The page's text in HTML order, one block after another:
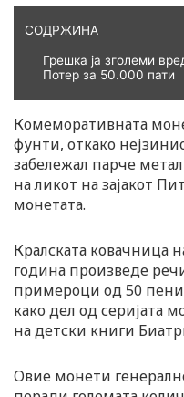
СОДРЖИНА
Грешка ја зголеми
Потер за 50.000 пати
Комеморативната
фунти, откако
забележал парче
на ликот на зајакот
монетата.
Кралската ковачница
година произведе
примероци од 50 пени
како дел од серијата
на детски книги
Овие монети